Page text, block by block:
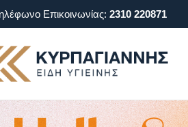
Επικοινωνίας: 2310 220871